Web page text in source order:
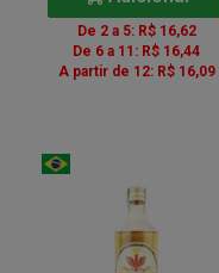
De 2 a 5: R$ 16,62
De 6 a 11: R$ 16,44
A partir de 12: R$ 16,09